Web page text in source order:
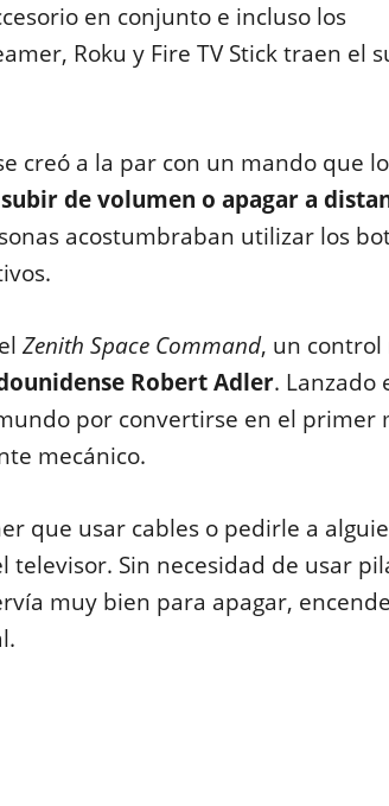
en conjunto e incluso los
Roku y Fire TV Stick traen el
creó a la par con un mando que lo
subir de volumen o apagar a
acostumbraban utilizar los
Zenith Space Command, un
Robert Adler. Lanzado
por convertirse en el primer
mecánico.
que usar cables o pedirle a
Sin necesidad de usar
muy bien para apagar,